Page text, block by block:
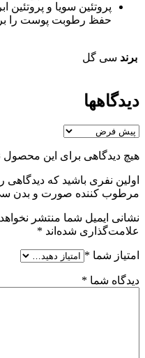
پروتئین سویا و
حفظ رطوبت پوست را بر
برند سی گل
دیدگاهها
هیچ دیدگاهی برای این
اولین نفری باشید که
مرطوب کننده صورت و بدن
نشانی ایمیل شما منتشر
علامت‌گذاری شده‌اند *
امتیاز شما *
دیدگاه شما *